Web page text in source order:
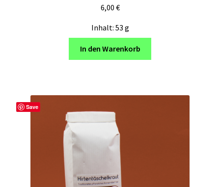
6,00 €
Inhalt: 53 g
In den Warenkorb
Save